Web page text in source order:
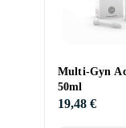
Multi-Gyn
50ml
19,48 €